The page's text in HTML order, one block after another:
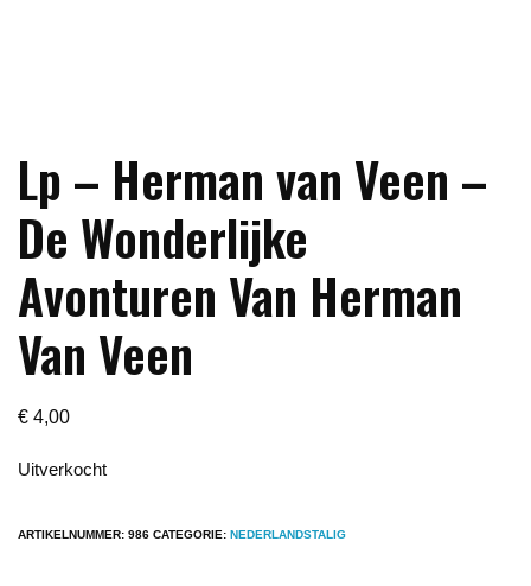
Lp – Herman van Veen –
De Wonderlijke
Avonturen Van Herman
Van Veen
€ 4,00
Uitverkocht
ARTIKELNUMMER: 986 CATEGORIE: NEDERLANDSTALIG